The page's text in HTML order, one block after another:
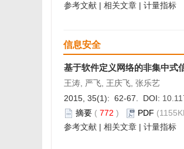
参考文献 | 相关文章 | 计量指标
信息安全
基于软件定义网络的非集中
王涛, 严飞, 王庆飞, 张乐艺
2015, 35(1): 62-67. DOI:
摘要 ( 772 ) PDF
参考文献 | 相关文章 | 计量指标